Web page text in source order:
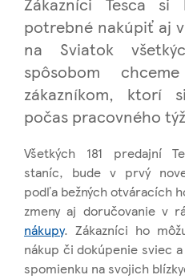
potrebné nakúpiť aj
na Sviatok
spôsobom
zákazníkom, ktorí
počas pracovného
Všetkých 181 predajní
staníc, bude v prvý
podľa bežných otváracích
zmeny aj doručovanie v
nákupy. Zákazníci ho
nákup či dokúpenie sviec
spomienku na svojich